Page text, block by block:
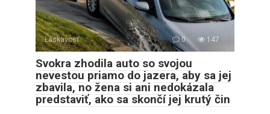
Láskavosť 0 147
Svokra zhodila auto so svojou
nevestou priamo do jazera, aby sa jej
zbavila, no žena si ani nedokázala
predstaviť, ako sa skončí jej krutý čin